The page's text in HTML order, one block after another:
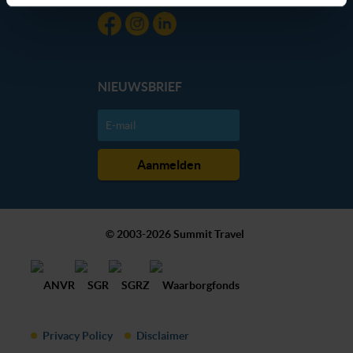
dan hieronder jouw voorkeuren aan. Goed om te weten:
je kunt jouw voorkeuren altijd aanpassen. Klik daarvoor
cookie aangeven of je die wel of niet wilt toestaan.
We werken samen met
NIEUWSBRIEF
© 2003-2026 Summit Travel
Privacy Policy Disclaimer